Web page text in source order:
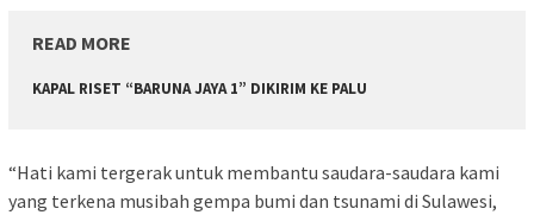
READ MORE
KAPAL RISET “BARUNA JAYA 1” DIKIRIM KE PALU
“Hati kami tergerak untuk membantu saudara-saudara kami
yang terkena musibah gempa bumi dan tsunami di Sulawesi,